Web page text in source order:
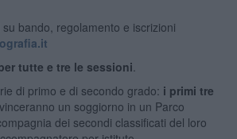
su bando, regolamento e iscrizioni
tutte e tre le sessioni
di primo e di secondo grado: i primi tre
vinceranno un soggiorno in un Parco
dei secondi classificati del loro